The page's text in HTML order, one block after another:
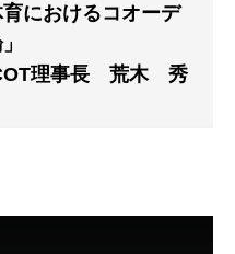
育におけるコオーデ
理事長 荒木 秀